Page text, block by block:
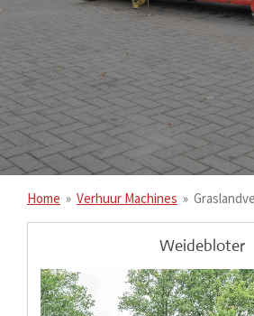
Home » Verhuur Machines »
Weidebloter